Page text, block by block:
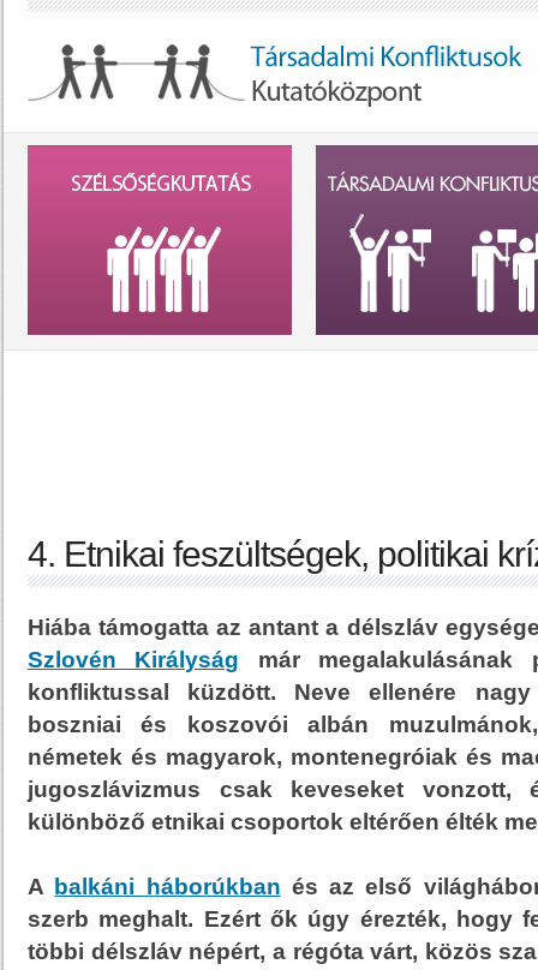
4. Etnikai feszültségek, politikai
Hiába támogatta az antant a délszláv
Szlovén Királyság már megalakulásának
konfliktussal küzdött. Neve ellenére
boszniai és koszovói albán
németek és magyarok, montenegróiak és
jugoszlávizmus csak keveseket
különböző etnikai csoportok eltérően élték
A balkáni háborúkban és az első
szerb meghalt. Ezért ők úgy érezték, hogy
többi délszláv népért, a régóta várt, közös